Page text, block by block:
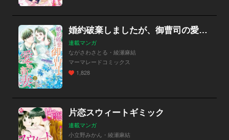
婚約破棄しましたが、御曹司の愛され新妻になりました
連載マンガ
ながさわさとる・綾瀬麻結
マーマレードコミックス
1,828
片恋スウィートギミック
連載マンガ
小立野みかん・綾瀬麻結